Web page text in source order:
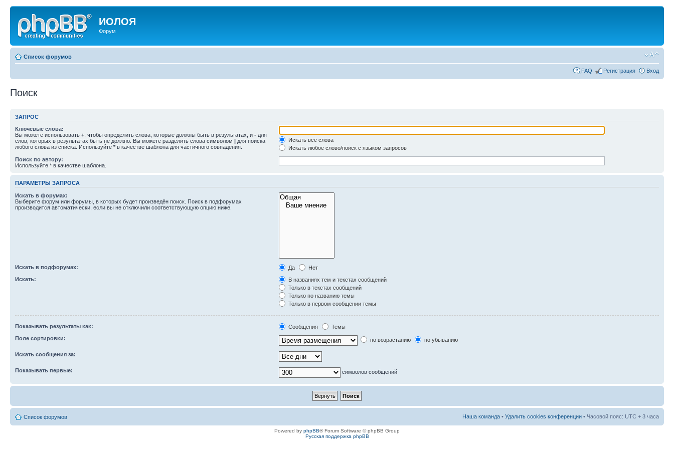
ИОЛОЯ
Форум
Список форумов
FAQ Регистрация Вход
Поиск
ЗАПРОС
Ключевые слова:
Вы можете использовать + , чтобы определить слова, которые должны быть в результатах, и - для
слов, которых в результатах быть не должно. Вы можете разделить слова символом | для поиска
любого слова из списка. Используйте * в качестве шаблона для частичного совпадения.
Искать все слова
Искать любое слово/поиск с языком запросов
Поиск по автору:
Используйте * в качестве шаблона.
ПАРАМЕТРЫ ЗАПРОСА
Искать в форумах:
Выберите форум или форумы, в которых будет произведён поиск. Поиск в подфорумах
производится автоматически, если вы не отключили соответствующую опцию ниже.
Искать в подфорумах: Да
Нет
Искать:
В названиях тем и текстах сообщений
Только в текстах сообщений
Только по названию темы
Только в первом сообщении темы
Показывать результаты как: Сообщения
Темы
Поле сортировки:
по возрастанию по убыванию
Искать сообщения за:
Показывать первые: символов сообщений
Список форумов Наша команда • Удалить cookies конференции • Часовой пояс: UTC + 3 часа
Powered by phpBB® Forum Software © phpBB Group
Русская поддержка phpBB